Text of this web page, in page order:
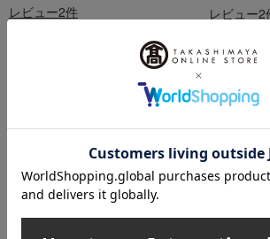
レビュー2件 レビュー2